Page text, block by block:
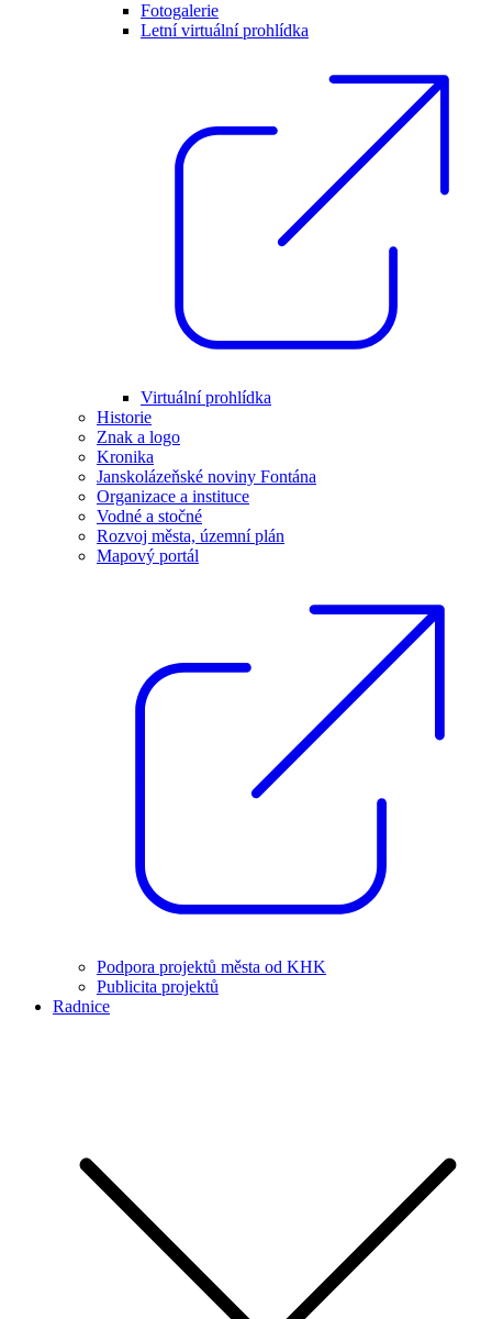
Fotogalerie
Letní virtuální prohlídka
Virtuální prohlídka
Historie
Znak a logo
Kronika
Janskolázeňské noviny Fontána
Organizace a instituce
Vodné a stočné
Rozvoj města, územní plán
Mapový portál
Podpora projektů města od KHK
Publicita projektů
Radnice